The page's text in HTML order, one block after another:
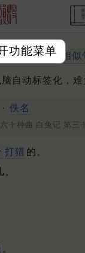
功能菜单
出处、引用 相
自动标签化，难
佚名
十种曲 白兔记 第三
打猎 的。
。
。